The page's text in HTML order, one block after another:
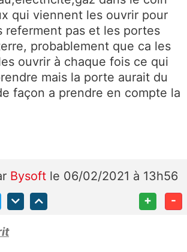
qui viennent les ouvrir pour
referment pas et les portes
probablement que ca les
ouvrir à chaque fois ce qui
mais la porte aurait du
façon a prendre en compte la
Bysoft le 06/02/2021 à 13h56
+ -